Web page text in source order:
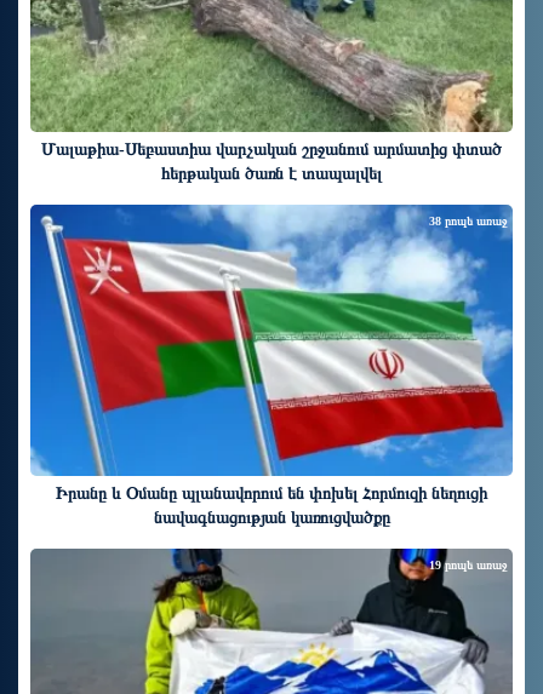
Մալաթիա-Սեբաստիա վարչական շրջանում արմատից փտած
հերթական ծառն է տապալվել
Իրանը և Օմանը պլանավորում են փոխել Հորմուզի նեղուցի
նավագնացության կառուցվածքը
38 րոպե առաջ
19 րոպե առաջ